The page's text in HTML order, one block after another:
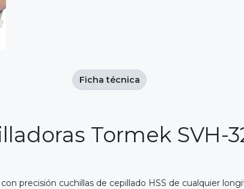
Tormek SVH-
precisión cuchillas de cepillado HSS de cualquier
Ficha técnica